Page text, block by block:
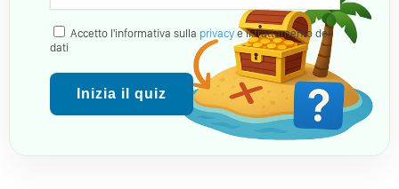
Accetto l'informativa sulla privacy e il trattamento dei
dati
Inizia il quiz